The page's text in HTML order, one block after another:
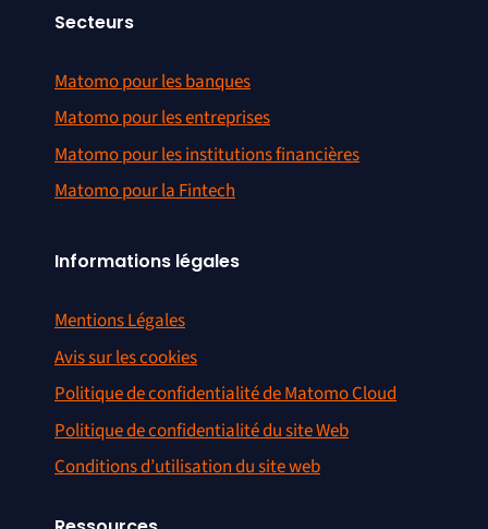
Secteurs
Matomo pour les banques
Matomo pour les entreprises
Matomo pour les institutions financières
Matomo pour la Fintech
Informations légales
Mentions Légales
Avis sur les cookies
Politique de confidentialité de Matomo Cloud
Politique de confidentialité du site Web
Conditions d’utilisation du site web